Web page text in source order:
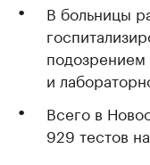
В больницы
и
Всего в
929 тестов